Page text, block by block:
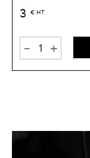
3 € HT
- +